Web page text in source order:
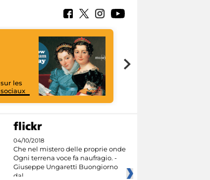
les
04/10/2018
Che nel mistero delle proprie onde
Ogni terrena voce fa naufragio. -
Giuseppe Ungaretti Buongiorno
dal